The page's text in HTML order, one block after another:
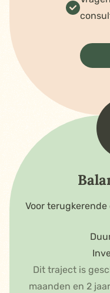
Voor
Dit traject is
maanden en 2